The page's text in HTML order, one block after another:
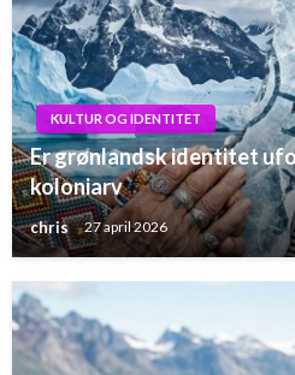
KULTUR OG IDENTITET
Er grønlandsk identitet
koloniarv
chris 27 april 2026